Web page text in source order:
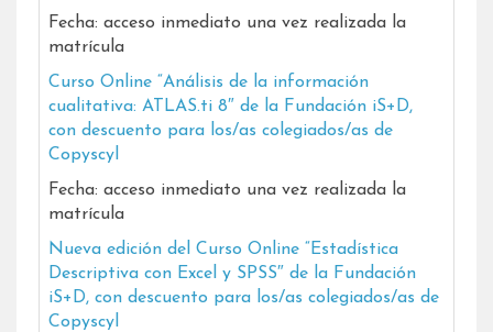
Fecha: acceso inmediato una vez realizada la
matrícula
Curso Online “Análisis de la información
cualitativa: ATLAS.ti 8″ de la Fundación iS+D,
con descuento para los/as colegiados/as de
Copyscyl
Fecha: acceso inmediato una vez realizada la
matrícula
Nueva edición del Curso Online “Estadística
Descriptiva con Excel y SPSS″ de la Fundación
iS+D, con descuento para los/as colegiados/as de
Copyscyl